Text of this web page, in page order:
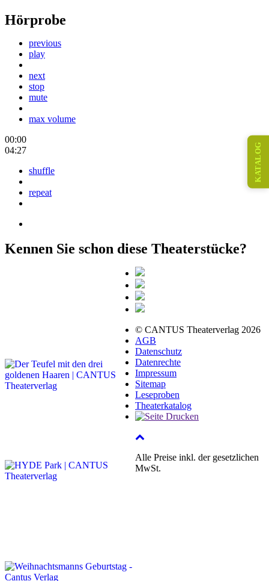
Hörprobe
previous
play
next
stop
mute
max volume
00:00
04:27
shuffle
repeat
Kennen Sie schon diese Theaterstücke?
© CANTUS Theaterverlag 2026
AGB
Datenschutz
Datenrechte
Impressum
Sitemap
Leseproben
Theaterkatalog
Alle Preise inkl. der gesetzlichen
MwSt.
KATALOG